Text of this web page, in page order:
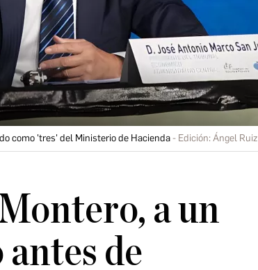
como 'tres' del Ministerio de Hacienda Edición: Ángel Ruiz
a un
de